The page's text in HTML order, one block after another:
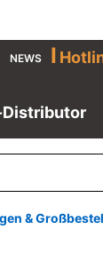
NEWS I
Distributor
&